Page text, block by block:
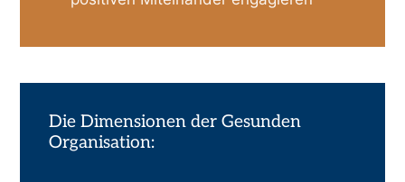
Die Dimensionen der Gesunden
Organisation: